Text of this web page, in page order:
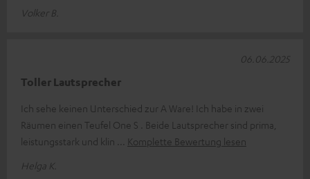
Volker B.
Toller Lautsprecher
Ich sehe keinen Unterschied zur A Ware! Ich habe in zwei
Räumen einen Teufel One S . Beide Lautsprecher sind prima,
leistungsstark und klin
Komplette Bewertung lesen
Helga K.
06.06.2025